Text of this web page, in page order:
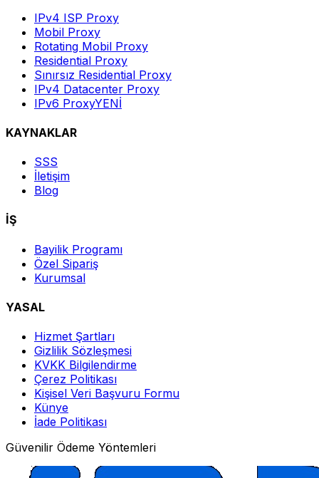
IPv4 ISP Proxy
Mobil Proxy
Rotating Mobil Proxy
Residential Proxy
Sınırsız Residential Proxy
IPv4 Datacenter Proxy
IPv6 ProxyYENİ
KAYNAKLAR
SSS
İletişim
Blog
İŞ
Bayilik Programı
Özel Sipariş
Kurumsal
YASAL
Hizmet Şartları
Gizlilik Sözleşmesi
KVKK Bilgilendirme
Çerez Politikası
Kişisel Veri Başvuru Formu
Künye
İade Politikası
Güvenilir Ödeme Yöntemleri